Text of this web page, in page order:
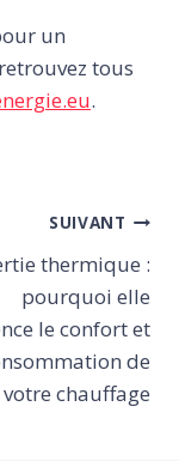
un
tous
.
SUIVANT
thermique :
pourquoi elle
le confort et
de
votre chauffage